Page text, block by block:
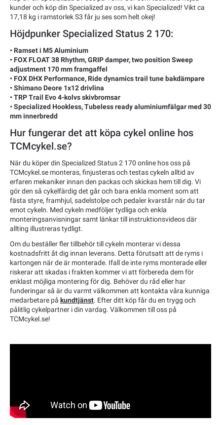
kunder och köp din Specialized av oss, vi kan Specialized! Vikt ca
17,18 kg i ramstorlek S3 får ju ses som helt okej!
Höjdpunker Specialized Status 2 170:
• Ramset i M5 Aluminium
• FOX FLOAT 38 Rhythm, GRIP damper, two position Sweep
adjustment 170 mm framgaffel
• FOX DHX Performance, Ride dynamics trail tune bakdämpare
• Shimano Deore 1x12 drivlina
• TRP Trail Evo 4-kolvs skivbromsar
• Specialized Hookless, Tubeless ready aluminiumfälgar med 30
mm innerbredd
Hur fungerar det att köpa cykel online hos
TCMcykel.se?
När du köper din Specialized Status 2 170 online hos oss på
TCMcykel.se monteras, finjusteras och testas cykeln alltid av
erfaren mekaniker innan den packas och skickas hem till dig. Vi
gör den så cykelfärdig det går och bara enkla moment som att
fästa styre, framhjul, sadelstolpe och pedaler kvarstår när du tar
emot cykeln. Med cykeln medföljer tydliga och enkla
monteringsanvisningar samt länkar till instruktionsvideos där
allting illustreras tydligt.
Om du beställer fler tillbehör till cykeln monterar vi dessa
kostnadsfritt åt dig innan leverans. Detta förutsatt att de ryms i
kartongen när de är monterade. Ifall de inte ryms monterade eller
riskerar att skadas i frakten kommer vi att förbereda dem för
enklast möjliga montering för dig. Behöver du råd eller har
funderingar så är du varmt välkommen att kontakta våra kunniga
medarbetare på kundtjänst. Efter ditt köp får du en trygg och
pålitlig cykelpartner i din vardag. Välkommen till oss på
TCMcykel.se!